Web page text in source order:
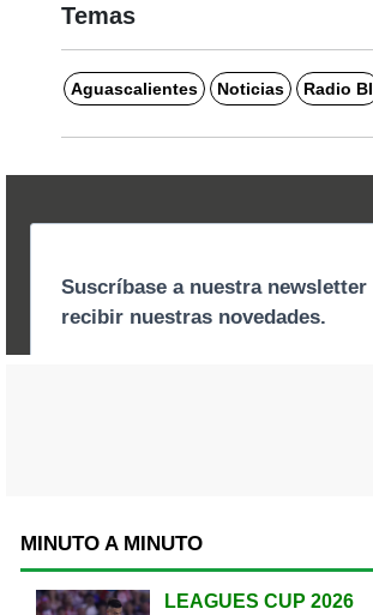
Temas
Aguascalientes Noticias Radio BI
MINUTO A MINUTO
LEAGUES CUP 2026